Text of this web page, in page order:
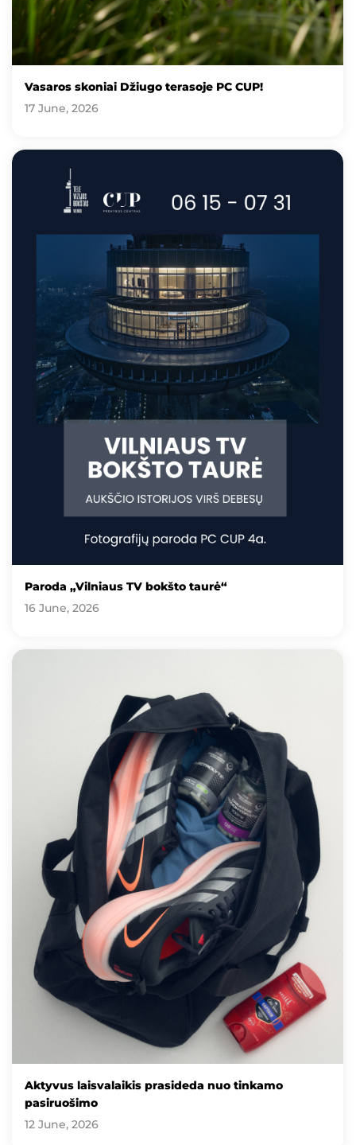
Vasaros skoniai Džiugo terasoje PC CUP!
17 June, 2026
Paroda „Vilniaus TV bokšto taurė“
16 June, 2026
Aktyvus laisvalaikis prasideda nuo tinkamo
pasiruošimo
12 June, 2026